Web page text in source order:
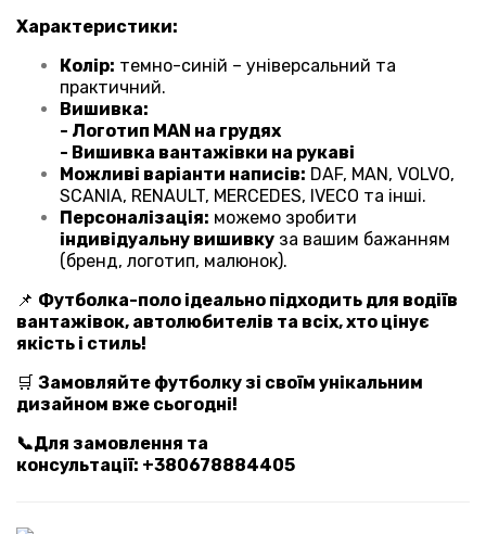
Характеристики:
Колір: темно-синій – універсальний та
практичний.
Вишивка:
- Логотип MAN на грудях
- Вишивка вантажівки на рукаві
Можливі варіанти написів: DAF, MAN, VOLVO,
SCANIA, RENAULT, MERCEDES, IVECO та інші.
Персоналізація: можемо зробити
індивідуальну вишивку за вашим бажанням
(бренд, логотип, малюнок).
📌 Футболка-поло ідеально підходить для водіїв
вантажівок, автолюбителів та всіх, хто цінує
якість і стиль!
🛒 Замовляйте футболку зі своїм унікальним
дизайном вже сьогодні!
📞Для замовлення та
консультації: +380678884405